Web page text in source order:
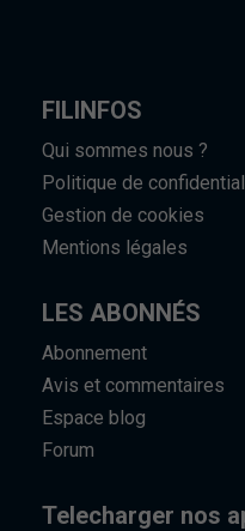
FILINFOS
Qui sommes nous ?
Politique de
Gestion de cookies
Mentions légales
LES ABONNÉS
Abonnement
Avis et commentaires
Espace blog
Forum
Telecharger nos